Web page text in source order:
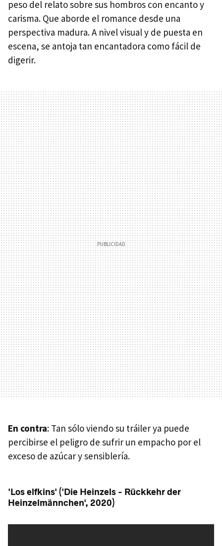
peso del relato sobre sus hombros con encanto y
carisma. Que aborde el romance desde una
perspectiva madura. A nivel visual y de puesta en
escena, se antoja tan encantadora como fácil de
digerir.
En contra: Tan sólo viendo su tráiler ya puede
percibirse el peligro de sufrir un empacho por el
exceso de azúcar y sensiblería.
'Los elfkins' ('Die Heinzels - Rückkehr der
Heinzelmännchen', 2020)